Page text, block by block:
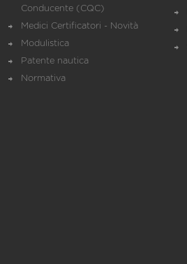
Conducente (CQC)
Medici Certificatori - Novità
Modulistica
Patente nautica
Normativa